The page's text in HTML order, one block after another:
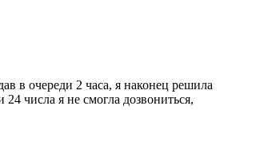
в очереди 2 часа, я наконец решила
числа я не смогла дозвониться,